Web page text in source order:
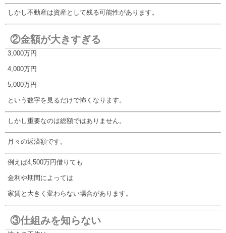
しかし不動産は資産として残る可能性があります。
②金額が大きすぎる
3,000万円
4,000万円
5,000万円
という数字を見るだけで怖くなります。
しかし重要なのは総額ではありません。
月々の返済額です。
例えば4,500万円借りても
金利や期間によっては
家賃と大きく変わらない場合があります。
③仕組みを知らない